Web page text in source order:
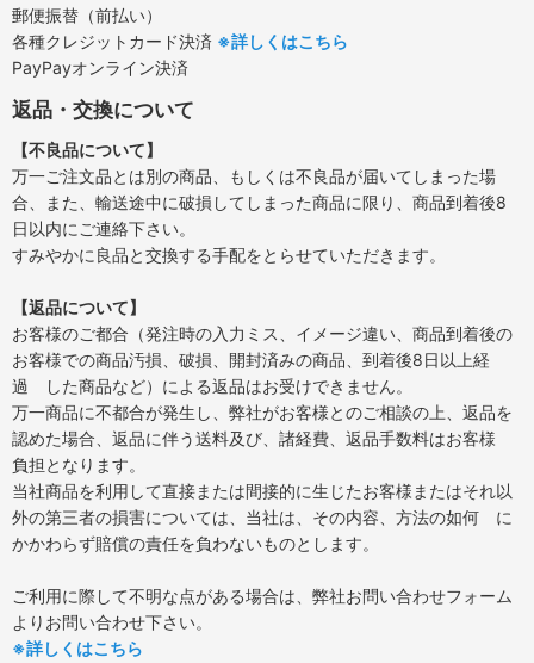
郵便振替（前払い）
各種クレジットカード決済 ※詳しくはこちら
PayPayオンライン決済
返品・交換について
【不良品について】
万一ご注文品とは別の商品、もしくは不良品が届いてしまった場
合、また、輸送途中に破損してしまった商品に限り、商品到着後8
日以内にご連絡下さい。
すみやかに良品と交換する手配をとらせていただきます。
【返品について】
お客様のご都合（発注時の入力ミス、イメージ違い、商品到着後の
お客様での商品汚損、破損、開封済みの商品、到着後8日以上経
過 した商品など）による返品はお受けできません。
万一商品に不都合が発生し、弊社がお客様とのご相談の上、返品を
認めた場合、返品に伴う送料及び、諸経費、返品手数料はお客様
負担となります。
当社商品を利用して直接または間接的に生じたお客様またはそれ以
外の第三者の損害については、当社は、その内容、方法の如何 に
かかわらず賠償の責任を負わないものとします。
ご利用に際して不明な点がある場合は、弊社お問い合わせフォーム
よりお問い合わせ下さい。
※詳しくはこちら